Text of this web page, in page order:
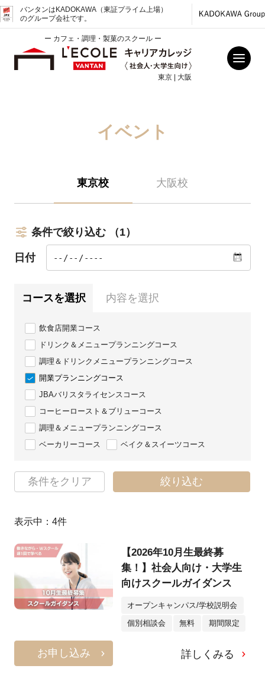
バンタンはKADOKAWA（東証プライム上場）
のグループ会社です。
ー カフェ・調理・製菓のスクール ー
東京 | 大阪
イベント
東京校 大阪校
条件で絞り込む （1）
日付
コースを選択 内容を選択
飲食店開業コース
ドリンク＆メニュープランニングコース
調理＆ドリンクメニュープランニングコース
開業プランニングコース
JBAバリスタライセンスコース
コーヒーロースト＆ブリューコース
調理＆メニュープランニングコース
ベーカリーコース
ベイク＆スイーツコース
条件をクリア 絞り込む
表示中： 4件
【2026年10月生最終募
集！】社会人向け・大学生
向けスクールガイダンス
オープンキャンパス/学校説明会
個別相談会 無料 期間限定
お申し込み 詳しくみる